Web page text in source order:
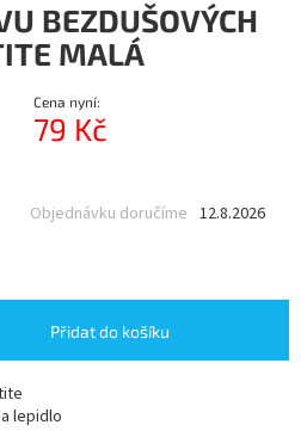
BEZDUŠOVÝCH
MALÁ
Cena nyní:
79 Kč
12.8.2026
Objednávku doručíme
Přidat do košíku
lepidlo